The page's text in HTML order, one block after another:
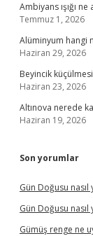
Ambiyans ışığı
Temmuz 1, 2026
Alüminyum hangi
Haziran 29, 2026
Beyincik
Haziran 23, 2026
Altınova nerede
Haziran 19, 2026
Son yorumlar
Gün Doğusu nasıl
Gün Doğusu nasıl
Gümüş renge ne